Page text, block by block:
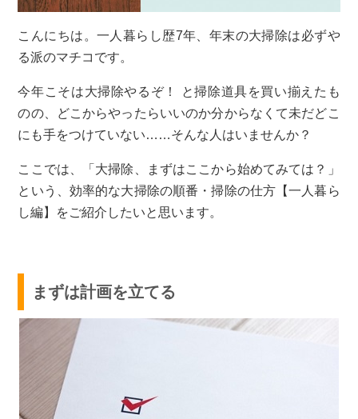
こんにちは。一人暮らし歴7年、年末の大掃除は必ずや
る派のマチコです。
今年こそは大掃除やるぞ！ と掃除道具を買い揃えたも
のの、どこからやったらいいのか分からなくて未だどこ
にも手をつけていない……そんな人はいませんか？
ここでは、「大掃除、まずはここから始めてみては？」
という、効率的な大掃除の順番・掃除の仕方【一人暮ら
し編】をご紹介したいと思います。
まずは計画を立てる